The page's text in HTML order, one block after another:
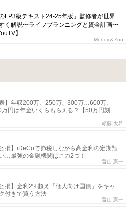
のFP3級テキスト24-25年版」監修者が世界
く解説〜ライフプランニングと資金計画〜
】
Money＆You
表】年収200万、250万、300万…600万、
円は年金いくらもらえる？【50万円刻
頼藤 太希
と損】iDeCoで節税しながら高金利の定期預
…最強の金融機関はこの2つ！
畠山 憲一
と損】金利2%超え「個人向け国債」をキャ
付きで買う方法
畠山 憲一